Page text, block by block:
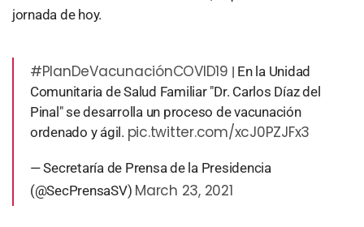
jornada de hoy.
#PlanDeVacunaciónCOVID19 | En la Unidad
Comunitaria de Salud Familiar "Dr. Carlos Díaz del
Pinal" se desarrolla un proceso de vacunación
ordenado y ágil. pic.twitter.com/xcJ0PZJFx3
— Secretaría de Prensa de la Presidencia
(@SecPrensaSV) March 23, 2021